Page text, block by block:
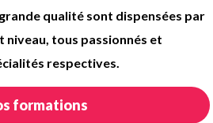
qualité sont dispensées par
niveau, tous passionnés et
respectives.
formations